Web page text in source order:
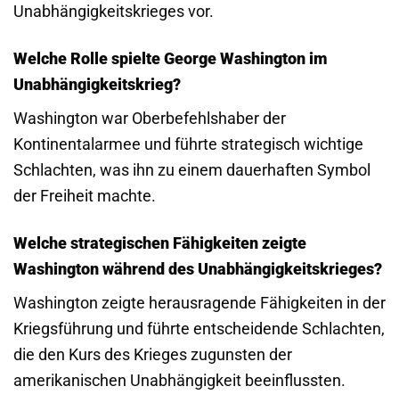
Unabhängigkeitskrieges vor.
Welche Rolle spielte George Washington im
Unabhängigkeitskrieg?
Washington war Oberbefehlshaber der
Kontinentalarmee und führte strategisch wichtige
Schlachten, was ihn zu einem dauerhaften Symbol
der Freiheit machte.
Welche strategischen Fähigkeiten zeigte
Washington während des Unabhängigkeitskrieges?
Washington zeigte herausragende Fähigkeiten in der
Kriegsführung und führte entscheidende Schlachten,
die den Kurs des Krieges zugunsten der
amerikanischen Unabhängigkeit beeinflussten.